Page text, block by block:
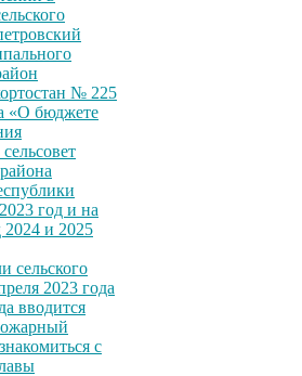
№ 225
«О бюджете
год и на
и 2025
сельского
2023 года
вводится
с